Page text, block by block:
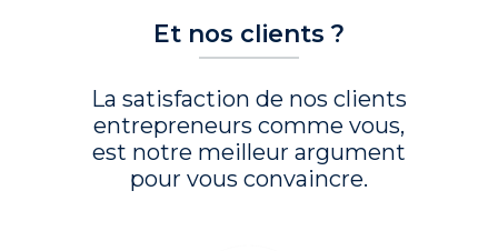
Et nos clients ?
La satisfaction de nos clients
entrepreneurs comme vous,
est notre meilleur argument
pour vous convaincre.